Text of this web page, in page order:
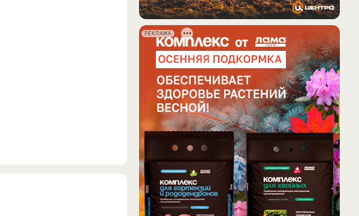
РЕКЛАМА